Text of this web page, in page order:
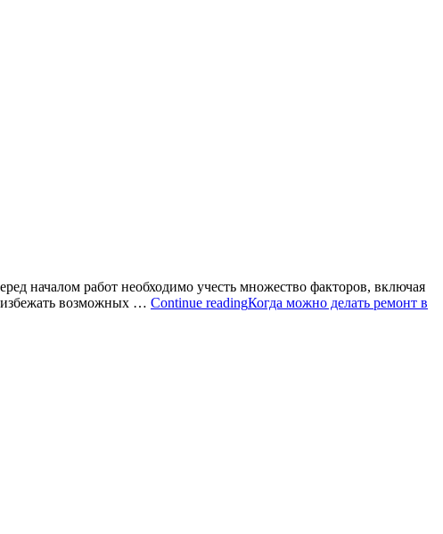
началом работ необходимо учесть множество факторов, включая
избежать возможных … Continue readingКогда можно делать ремонт в